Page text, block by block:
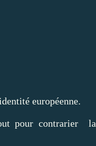
européenne.
pour contrarier la